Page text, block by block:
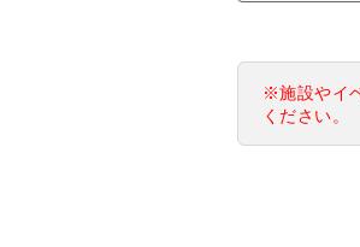
※施設やイ
ください。